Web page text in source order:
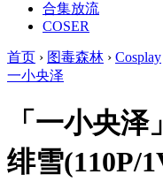
合集放流
COSER
首页 › 图毒森林 › Cosplay
一小央泽
「一小央
绯雪(110P/